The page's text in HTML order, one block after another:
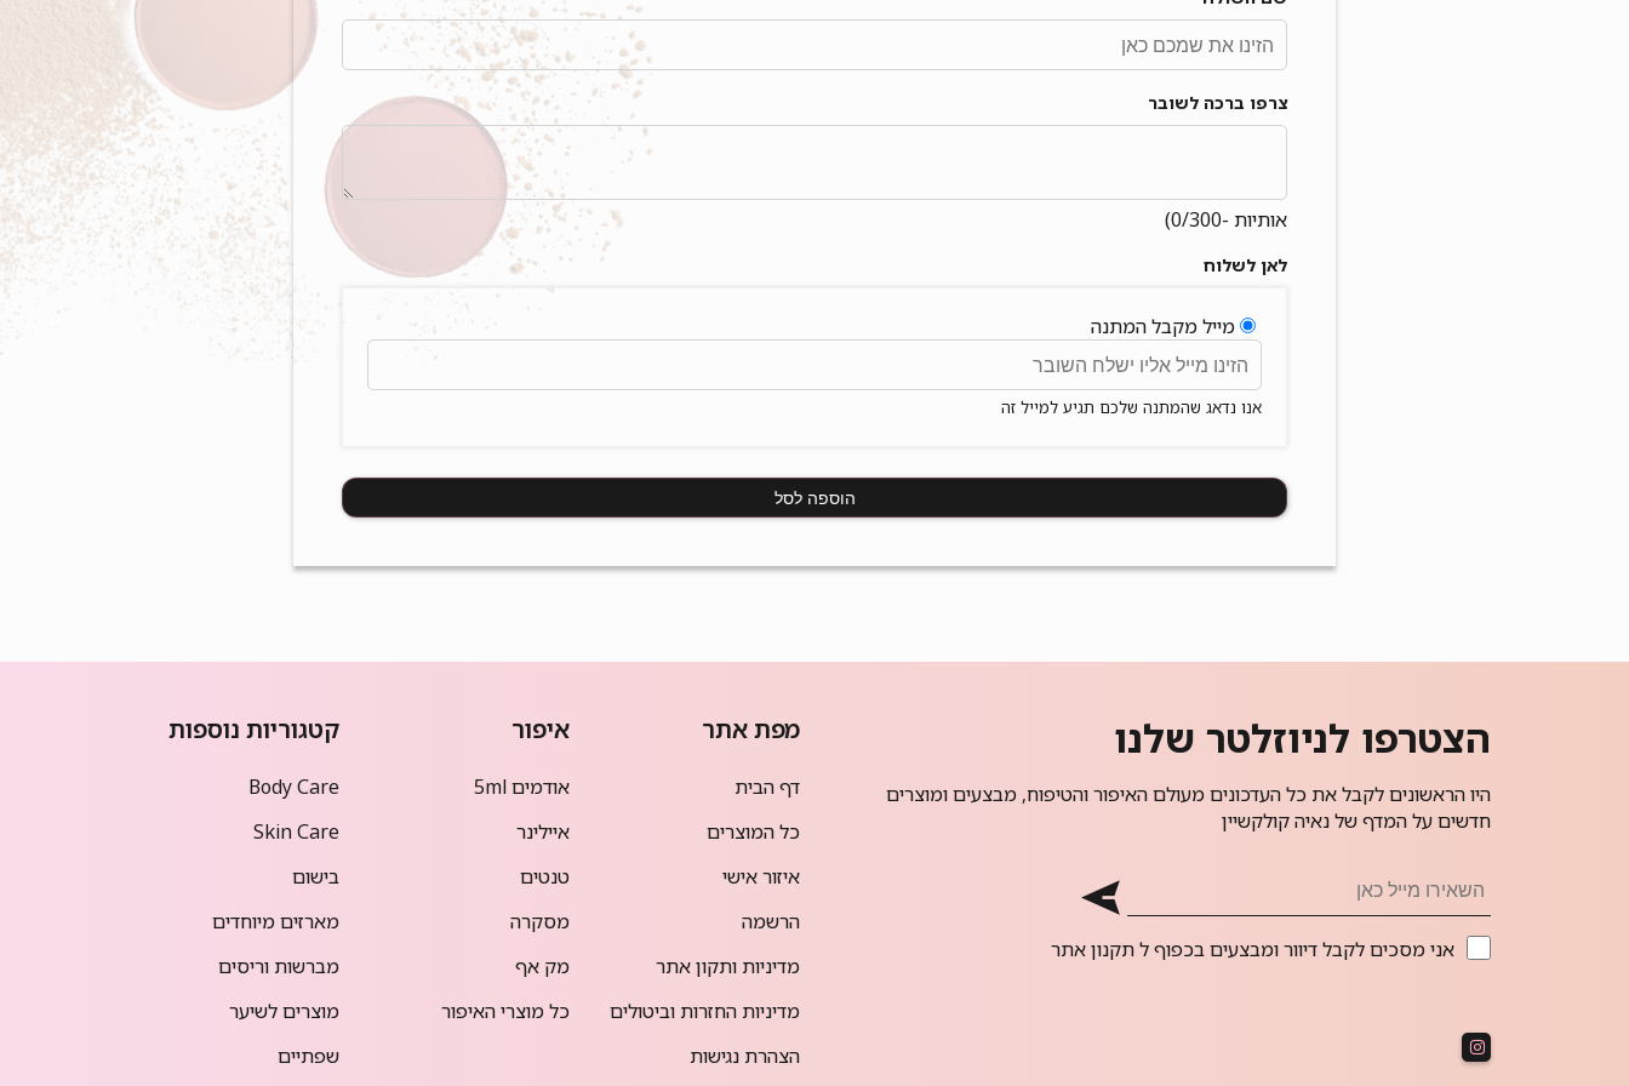
צרפו ברכה לשובר
אותיות - 0/300)
לאן לשלוח
מייל מקבל המתנה
אנו נדאג שהמתנה שלכם תגיע למייל זה
הוספה לסל
הצטרפו לניוזלטר שלנו
היו הראשונים לקבל את כל העדכונים מעולם האיפור והטיפוח, מבצעים ומוצרים
חדשים על המדף של נאיה קולקשיין
אני מסכים לקבל דיוור ומבצעים בכפוף לתקנון אתר
איפור
אודמים 5ml
איילינר
טנטים
מסקרה
מק אף
כל מוצרי האיפור
קטגוריות נוספות
Body Care
Skin Care
בישום
מארזים מיוחדים
מברשות וריסים
מוצרים לשיער
שפתיים
מפת אתר
דף הבית
כל המוצרים
איזור אישי
הרשמה
מדיניות ותקון אתר
מדיניות החזרות וביטולים
הצהרת נגישות